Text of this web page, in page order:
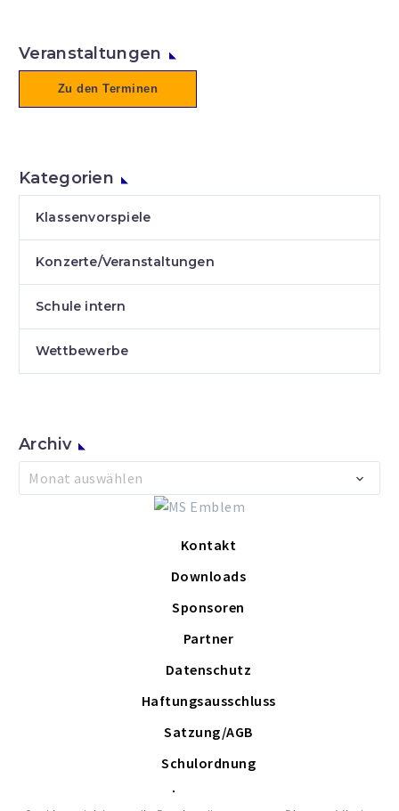
Veranstaltungen
Zu den Terminen
Kategorien
Klassenvorspiele
Konzerte/Veranstaltungen
Schule intern
Wettbewerbe
Archiv
Archiv
Monat auswählen
Kontakt
Downloads
Sponsoren
Partner
Datenschutz
Haftungsausschluss
Satzung/AGB
Schulordnung
Impressum